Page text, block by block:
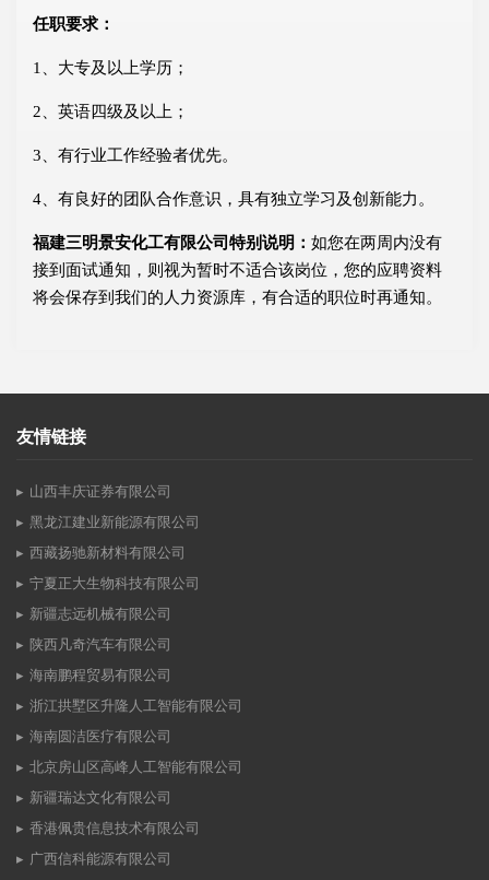
任职要求：
1、大专及以上学历；
2、英语四级及以上；
3、有行业工作经验者优先。
4、有良好的团队合作意识，具有独立学习及创新能力。
福建三明景安化工有限公司特别说明： 如您在两周内没有
接到面试通知，则视为暂时不适合该岗位，您的应聘资料
将会保存到我们的人力资源库，有合适的职位时再通知。
友情链接
山西丰庆证券有限公司
黑龙江建业新能源有限公司
西藏扬驰新材料有限公司
宁夏正大生物科技有限公司
新疆志远机械有限公司
陕西凡奇汽车有限公司
海南鹏程贸易有限公司
浙江拱墅区升隆人工智能有限公司
海南圆洁医疗有限公司
北京房山区高峰人工智能有限公司
新疆瑞达文化有限公司
香港佩贵信息技术有限公司
广西信科能源有限公司